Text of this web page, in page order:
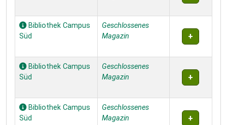
Bibliothek Campus
Süd
Geschlossenes
Magazin
Bibliothek Campus
Süd
Geschlossenes
Magazin
Bibliothek Campus
Süd
Geschlossenes
Magazin